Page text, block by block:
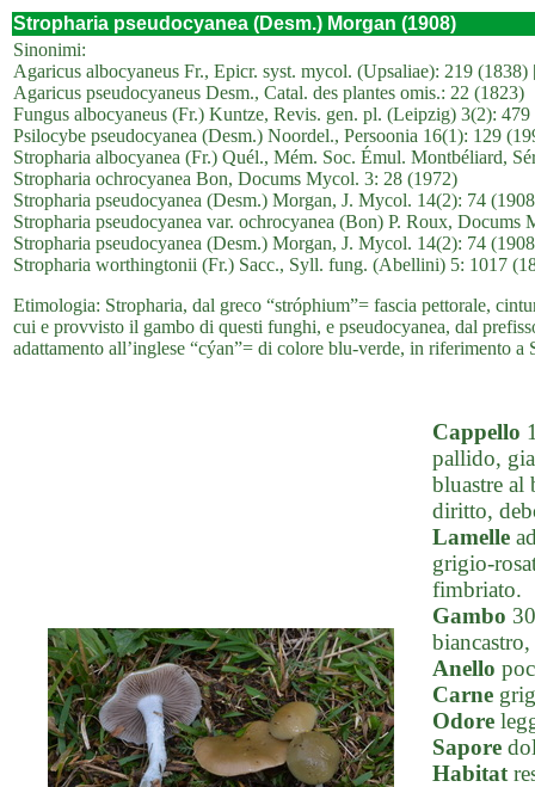
Stropharia pseudocyanea (Desm.) Morgan (1908)
Sinonimi:
Agaricus albocyaneus Fr., Epicr. syst. mycol. (Upsaliae): 219
Agaricus pseudocyaneus Desm., Catal. des plantes omis.: 22 (1823)
Fungus albocyaneus (Fr.) Kuntze, Revis. gen. pl. (Leipzig) 3(2): 479
Psilocybe pseudocyanea (Desm.) Noordel., Persoonia 16(1): 129
Stropharia albocyanea (Fr.) Quél., Mém. Soc. Émul. Montbéliard,
Stropharia ochrocyanea Bon, Docums Mycol. 3: 28 (1972)
Stropharia pseudocyanea (Desm.) Morgan, J. Mycol. 14(2): 74
Stropharia pseudocyanea var. ochrocyanea (Bon) P. Roux,
Stropharia pseudocyanea (Desm.) Morgan, J. Mycol. 14(2): 74
Stropharia worthingtonii (Fr.) Sacc., Syll. fung. (Abellini) 5: 1017
Etimologia: Stropharia, dal greco “stróphium”= fascia pettorale,
cui e provvisto il gambo di questi funghi, e pseudocyanea, dal
adattamento all’inglese “cýan”= di colore blu-verde, in riferimento a
Cappello
pallido,
bluastre al
diritto,
Lamelle
grigio-
fimbriato.
Gambo
Anello
Carne
Odore
Sapore
Habitat